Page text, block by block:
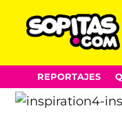
Skip
to
content
REPORTAJES